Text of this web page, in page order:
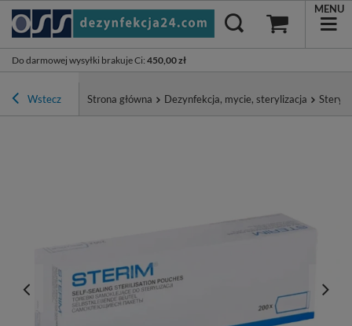
Do darmowej wysyłki brakuje Ci: 450,00 zł
MENU
Wstecz Strona główna Dezynfekcja, mycie, sterylizacja